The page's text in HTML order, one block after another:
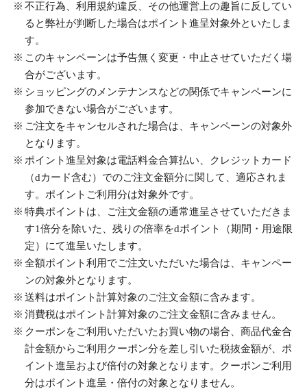
不正行為、利用規約違反、その他運営上の趣旨に反してい
ると弊社が判断した場合はポイント進呈対象外といたしま
す。
このキャンペーンは予告無く変更・中止させていただく場
合がございます。
ショッピングのメンテナンスなどの関係でキャンペーンに
参加できない場合がございます。
ご注文をキャンセルされた場合は、キャンペーンの対象外
となります。
ポイント進呈対象は電話料金合算払い、クレジットカード
（dカード含む）でのご注文金額分に関して、適応されま
す。ポイントご利用分は対象外です。
特典ポイントは、ご注文金額の通常進呈させていただきま
す1倍分を除いた、残りの倍率をdポイント（期間・用途限
定）にて進呈いたします。
全額ポイント利用でご注文いただいた場合は、キャンペー
ンの対象外となります。
送料はポイント計算対象のご注文金額に含みます。
消費税はポイント計算対象のご注文金額に含みません。
クーポンをご利用いただいたお買い物の場合、商品代金合
計金額からご利用クーポン分を差し引いた税抜金額が、ポ
イント進呈および倍付の対象となります。クーポンご利用
分はポイント進呈・倍付の対象となりません。